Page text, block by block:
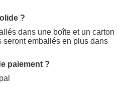
?
dans une boîte et un carton
seront emballés en plus dans
paiement ?